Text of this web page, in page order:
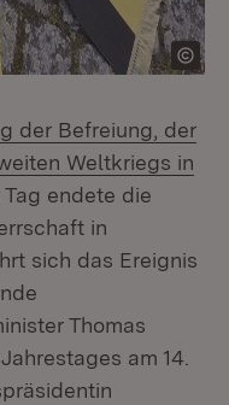
der Befreiung, der
Weltkriegs in
Fenster)
endete die
in
sich das Ereignis
Thomas
am 14.